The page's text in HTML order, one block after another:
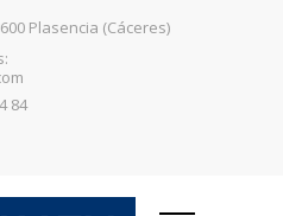
Plasencia (Cáceres)
84